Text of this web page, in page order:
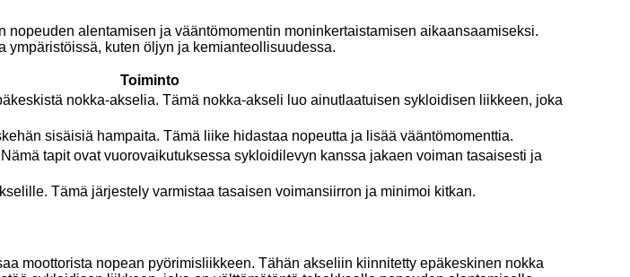
alentamisen ja vääntömomentin moninkertaistamisen aikaansaamiseksi.
kuten öljyn ja kemianteollisuudessa.
Toiminto
nokka-akselia. Tämä nokka-akseli luo ainutlaatuisen sykloidisen liikkeen, joka
sisäisiä hampaita. Tämä liike hidastaa nopeutta ja lisää vääntömomenttia.
tapit ovat vuorovaikutuksessa sykloidilevyn kanssa jakaen voiman tasaisesti ja
Tämä järjestely varmistaa tasaisen voimansiirron ja minimoi kitkan.
moottorista nopean pyörimisliikkeen. Tähän akseliin kiinnitetty epäkeskinen nokka